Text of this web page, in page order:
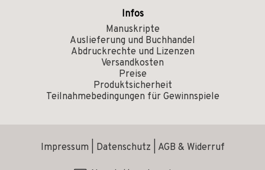
Infos
Manuskripte
Auslieferung und Buchhandel
Abdruckrechte und Lizenzen
Versandkosten
Preise
Produktsicherheit
Teilnahmebedingungen für Gewinnspiele
Impressum Datenschutz AGB & Widerruf